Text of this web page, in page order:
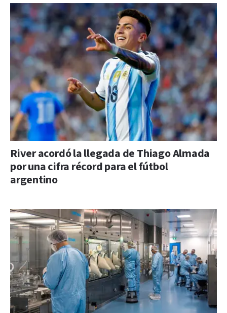
River acordó la llegada de Thiago Almada
por una cifra récord para el fútbol
argentino